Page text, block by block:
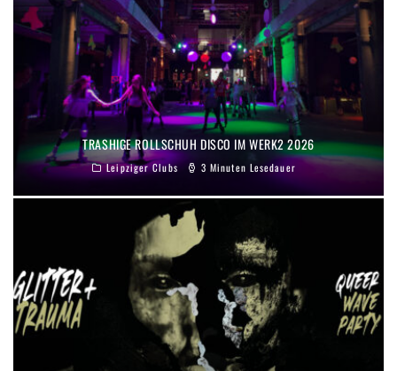
TRASHIGE ROLLSCHUH DISCO IM WERK2 2026
Leipziger Clubs 3 Minuten Lesedauer